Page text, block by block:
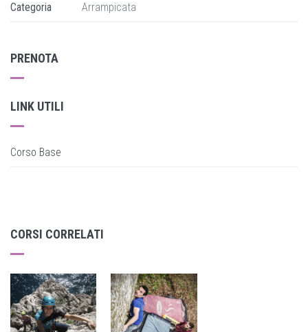
Categoria Arrampicata
PRENOTA
LINK UTILI
Corso Base
CORSI CORRELATI